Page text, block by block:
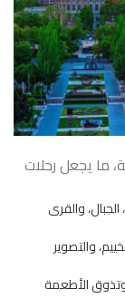
ما يجعل رحلات
والقرى
والتصوير
وتذوق الأطعمة